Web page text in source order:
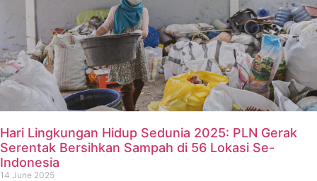
Hari Lingkungan Hidup Sedunia 2025: PLN Gerak
Serentak Bersihkan Sampah di 56 Lokasi Se-
Indonesia
14 June 2025